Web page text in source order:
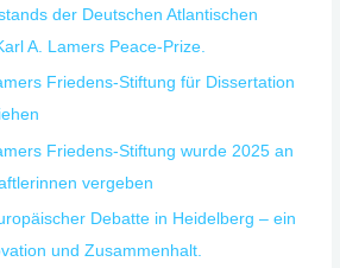
der Deutschen Atlantischen
A. Lamers Peace-Prize.
Friedens-Stiftung für Dissertation
Friedens-Stiftung wurde 2025 an
vergeben
Debatte in Heidelberg – ein
und Zusammenhalt.